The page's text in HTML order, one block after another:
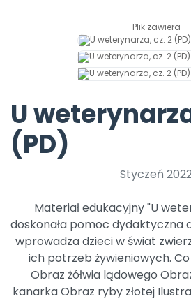
Pomoc
Plik zawiera
U
(PD)
Styczeń
Materiał edukacyjny "U
doskonała pomoc dydaktyczna
wprowadza dzieci w świat
ich potrzeb żywieniowych.
Obraz żółwia lądowego
kanarka Obraz ryby złotej